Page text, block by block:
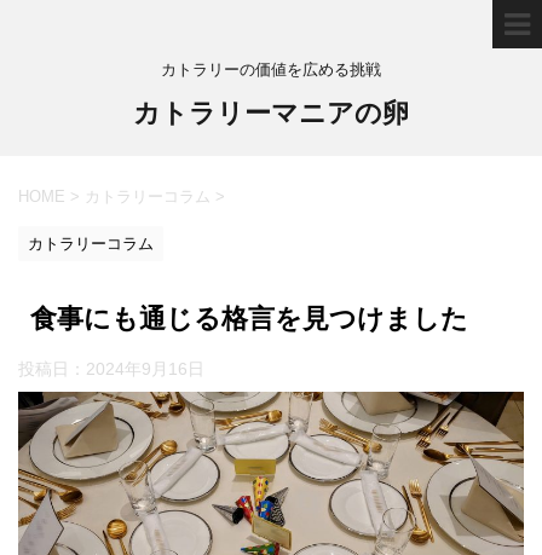
カトラリーの価値を広める挑戦
カトラリーマニアの卵
HOME > カトラリーコラム >
カトラリーコラム
食事にも通じる格言を見つけました
投稿日： 2024年9月16日